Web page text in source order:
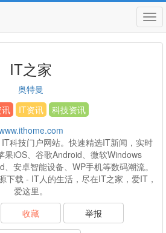
IT之家
奥特曼
IT资讯
科技资讯
科技门户网站。快速精选IT新闻，实时
果iOS、谷歌Android、微软Windows
安卓智能设备、WP手机等数码潮流。
下载 - IT人的生活，尽在IT之家，爱IT，
爱这里。
收藏 举报